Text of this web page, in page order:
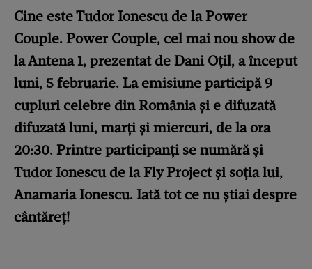
Cine este Tudor Ionescu de la Power
Couple. Power Couple, cel mai nou show de
la Antena 1, prezentat de Dani Oțil, a început
luni, 5 februarie. La emisiune participă 9
cupluri celebre din România și e difuzată
difuzată luni, marți și miercuri, de la ora
20:30. Printre participanți se numără și
Tudor Ionescu de la Fly Project și soția lui,
Anamaria Ionescu. Iată tot ce nu știai despre
cântăreț!